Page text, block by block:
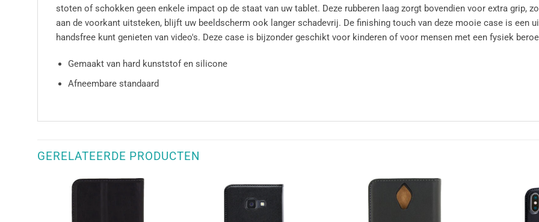
stoten of schokken geen enkele impact op de staat van uw tablet. Deze rubberen laag zorgt bovendien voor extra grip,
aan de voorkant uitsteken, blijft uw beeldscherm ook langer schadevrij. De finishing touch van deze mooie case is een
handsfree kunt genieten van video's. Deze case is bijzonder geschikt voor kinderen of voor mensen met een fysiek
Gemaakt van hard kunststof en silicone
Afneembare standaard
GERELATEERDE PRODUCTEN